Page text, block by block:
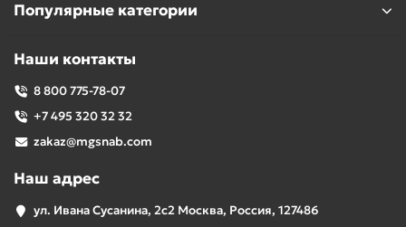
Популярные категории
Наши контакты
8 800 775-78-07
+7 495 320 32 32
zakaz@mgsnab.com
Наш адрес
ул. Ивана Сусанина, 2с2 Москва, Россия, 127486